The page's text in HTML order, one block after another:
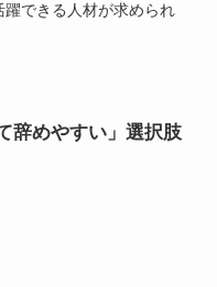
できる人材が求められ
辞めやすい」選択肢